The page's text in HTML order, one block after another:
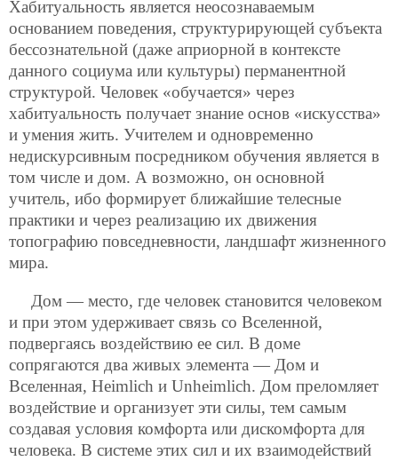
Хабитуальность является неосознаваемым
основанием поведения, структурирующей субъекта
бессознательной (даже априорной в контексте
данного социума или культуры) перманентной
структурой. Человек «обучается» через
хабитуальность получает знание основ «искусства»
и умения жить. Учителем и одновременно
недискурсивным посредником обучения является в
том числе и дом. А возможно, он основной
учитель, ибо формирует ближайшие телесные
практики и через реализацию их движения
топографию повседневности, ландшафт жизненного
мира.
Дом — место, где человек становится человеком
и при этом удерживает связь со Вселенной,
подвергаясь воздействию ее сил. В доме
сопрягаются два живых элемента — Дом и
Вселенная, Heimlich и Unheimlich. Дом преломляет
воздействие и организует эти силы, тем самым
создавая условия комфорта или дискомфорта для
человека. В системе этих сил и их взаимодействий